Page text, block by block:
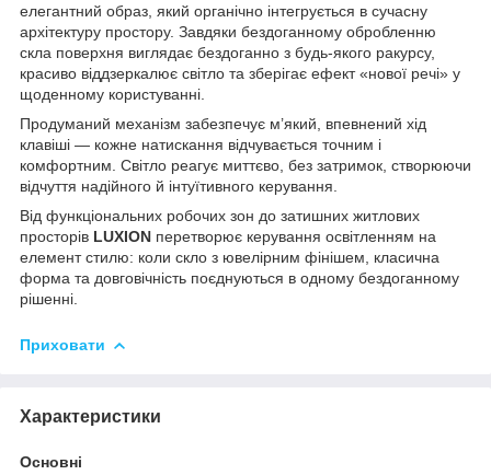
елегантний образ, який органічно інтегрується в сучасну
архітектуру простору. Завдяки бездоганному обробленню
скла поверхня виглядає бездоганно з будь-якого ракурсу,
красиво віддзеркалює світло та зберігає ефект «нової речі» у
щоденному користуванні.
Продуманий механізм забезпечує м’який, впевнений хід
клавіші — кожне натискання відчувається точним і
комфортним. Світло реагує миттєво, без затримок, створюючи
відчуття надійного й інтуїтивного керування.
Від функціональних робочих зон до затишних житлових
просторів LUXION перетворює керування освітленням на
елемент стилю: коли скло з ювелірним фінішем, класична
форма та довговічність поєднуються в одному бездоганному
рішенні.
Приховати
Характеристики
Основні